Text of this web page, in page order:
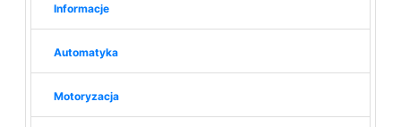
Informacje
Automatyka
Motoryzacja